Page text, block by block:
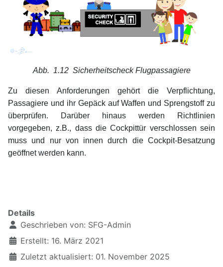
Abb. 1.12 Sicherheitscheck Flugpassagiere
Zu diesen Anforderungen gehört die Verpflichtung,
Passagiere und ihr Gepäck auf Waffen und Sprengstoff zu
überprüfen. Darüber hinaus werden Richtlinien
vorgegeben, z.B., dass die Cockpittür verschlossen sein
muss und nur von innen durch die Cockpit-Besatzung
geöffnet werden kann.
Details
Geschrieben von: SFG-Admin
Erstellt: 16. März 2021
Zuletzt aktualisiert: 01. November 2025